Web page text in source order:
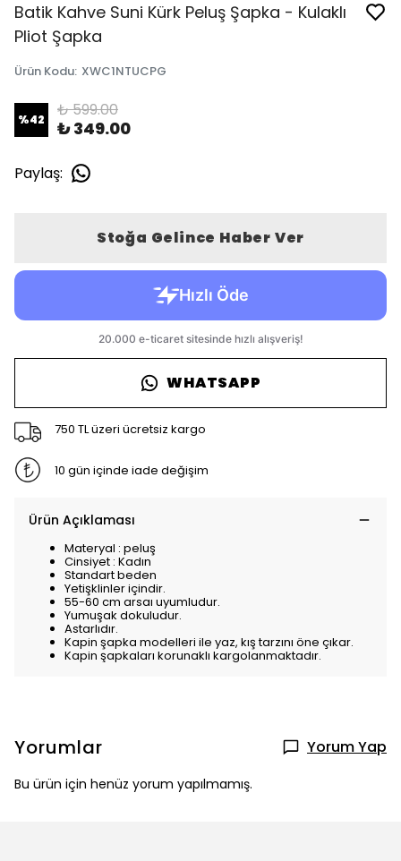
Batik Kahve Suni Kürk Peluş Şapka - Kulaklı
Pliot Şapka
Ürün Kodu: XWC1NTUCPG
%42 ₺ 599.00
₺ 349.00
Paylaş:
Stoğa Gelince Haber Ver
WHATSAPP
750 TL üzeri ücretsiz kargo
10 gün içinde iade değişim
Ürün Açıklaması
Materyal : peluş
Cinsiyet : Kadın
Standart beden
Yetişklinler içindir.
55-60 cm arsaı uyumludur.
Yumuşak dokuludur.
Astarlıdır.
Kapin şapka modelleri ile yaz, kış tarzını öne çıkar.
Kapin şapkaları korunaklı kargolanmaktadır.
Yorumlar Yorum Yap
Bu ürün için henüz yorum yapılmamış.